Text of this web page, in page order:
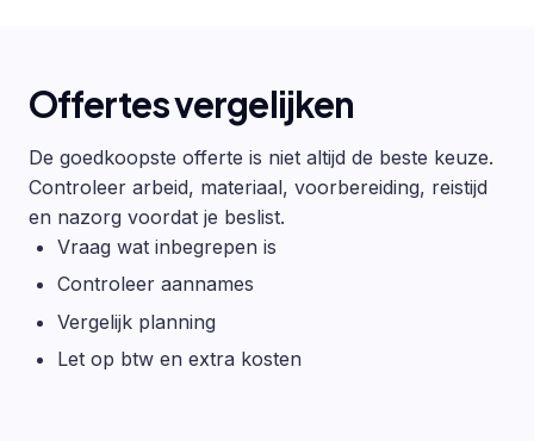
Offertes vergelijken
De goedkoopste offerte is niet altijd de beste keuze.
Controleer arbeid, materiaal, voorbereiding, reistijd
en nazorg voordat je beslist.
Vraag wat inbegrepen is
Controleer aannames
Vergelijk planning
Let op btw en extra kosten